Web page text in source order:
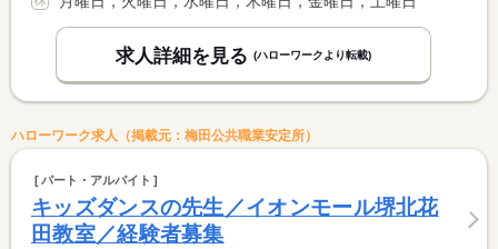
求人詳細を見る (ハローワークより転載)
ハローワーク求人（掲載元：梅田公共職業安定所）
パート・アルバイト
キッズダンスの先生／イオンモール堺北花
田教室／経験者募集